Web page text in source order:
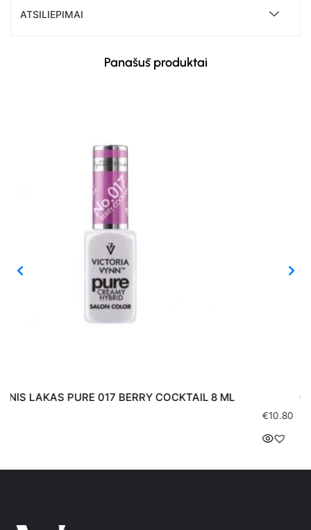
ATSILIEPIMAI
Panašūs produktai
GELINIS LAKAS PURE 014 ROSE TIME 8 ML